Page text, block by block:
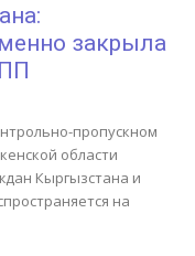
закрыла
пропускном
области
Кыргызстана и
на